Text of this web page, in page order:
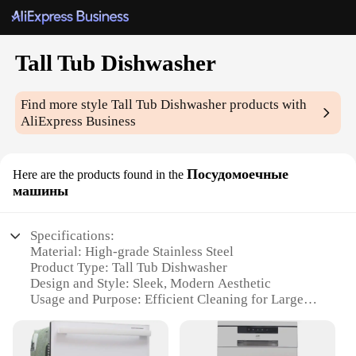
Tall Tub Dishwasher
Find more styleTall Tub Dishwasher products with
AliExpress Business
Here are the products found in the Посудомоечные
машины
Specifications:
Material: High-grade Stainless Steel
Product Type: Tall Tub Dishwasher
Design and Style: Sleek, Modern Aesthetic
Usage and Purpose: Efficient Cleaning for Large
Performance and Property: Advanced Washing
Technology